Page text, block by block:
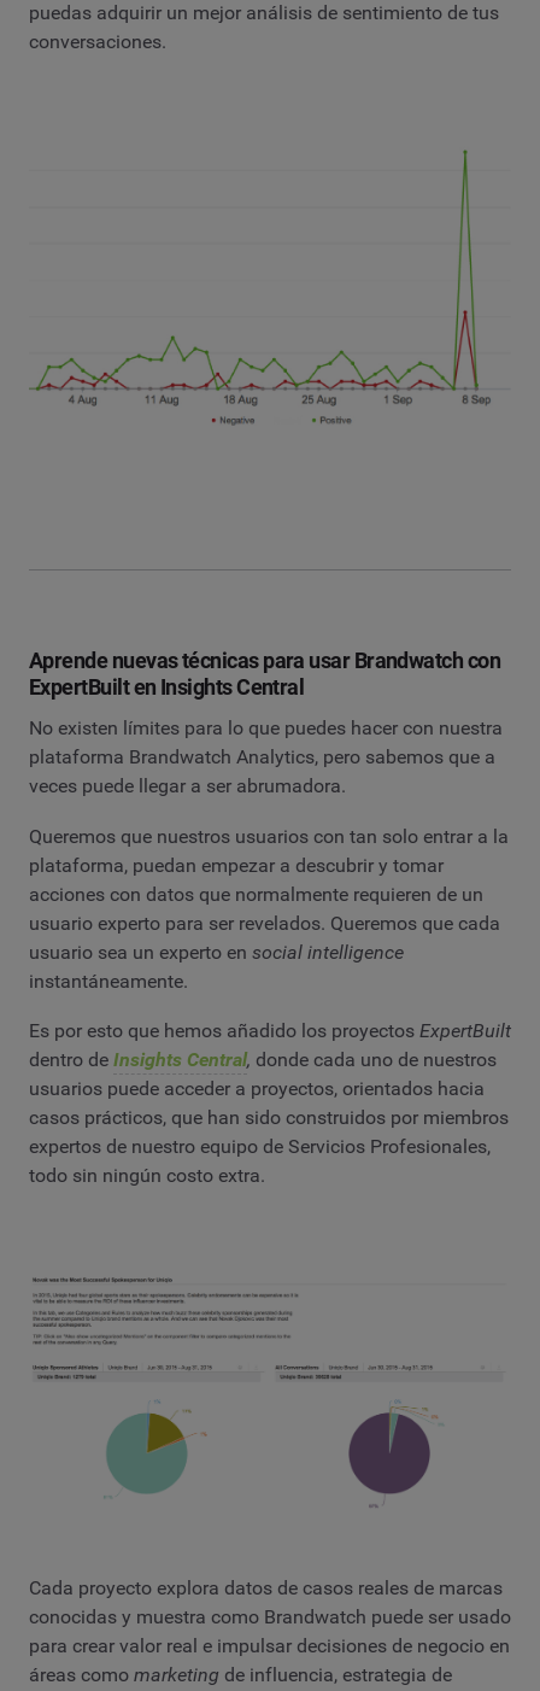
puedas adquirir un mejor análisis de sentimiento de tus
conversaciones.
Aprende nuevas técnicas para usar Brandwatch con
ExpertBuilt en Insights Central
No existen límites para lo que puedes hacer con nuestra
plataforma Brandwatch Analytics, pero sabemos que a
veces puede llegar a ser abrumadora.
Queremos que nuestros usuarios con tan solo entrar a la
plataforma, puedan empezar a descubrir y tomar
acciones con datos que normalmente requieren de un
usuario experto para ser revelados. Queremos que cada
usuario sea un experto en social intelligence
instantáneamente.
Es por esto que hemos añadido los proyectos ExpertBuilt
dentro de Insights Central, donde cada uno de nuestros
usuarios puede acceder a proyectos, orientados hacia
casos prácticos, que han sido construidos por miembros
expertos de nuestro equipo de Servicios Profesionales,
todo sin ningún costo extra.
Cada proyecto explora datos de casos reales de marcas
conocidas y muestra como Brandwatch puede ser usado
para crear valor real e impulsar decisiones de negocio en
áreas como marketing de influencia, estrategia de